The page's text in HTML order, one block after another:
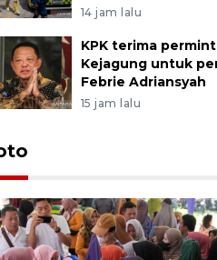
14 jam lalu
KPK terima
Kejagung untuk
Febrie Adriansyah
15 jam lalu